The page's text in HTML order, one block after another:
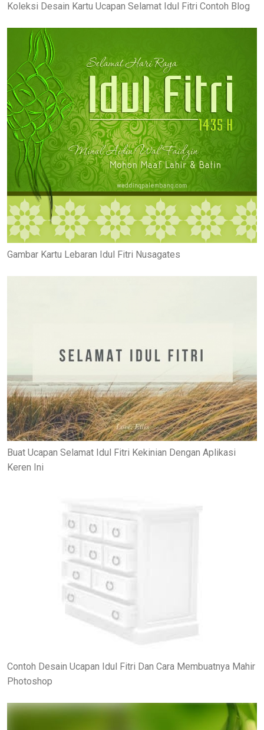
Koleksi Desain Kartu Ucapan Selamat Idul Fitri Contoh Blog
Gambar Kartu Lebaran Idul Fitri Nusagates
Buat Ucapan Selamat Idul Fitri Kekinian Dengan Aplikasi
Keren Ini
Contoh Desain Ucapan Idul Fitri Dan Cara Membuatnya Mahir
Photoshop